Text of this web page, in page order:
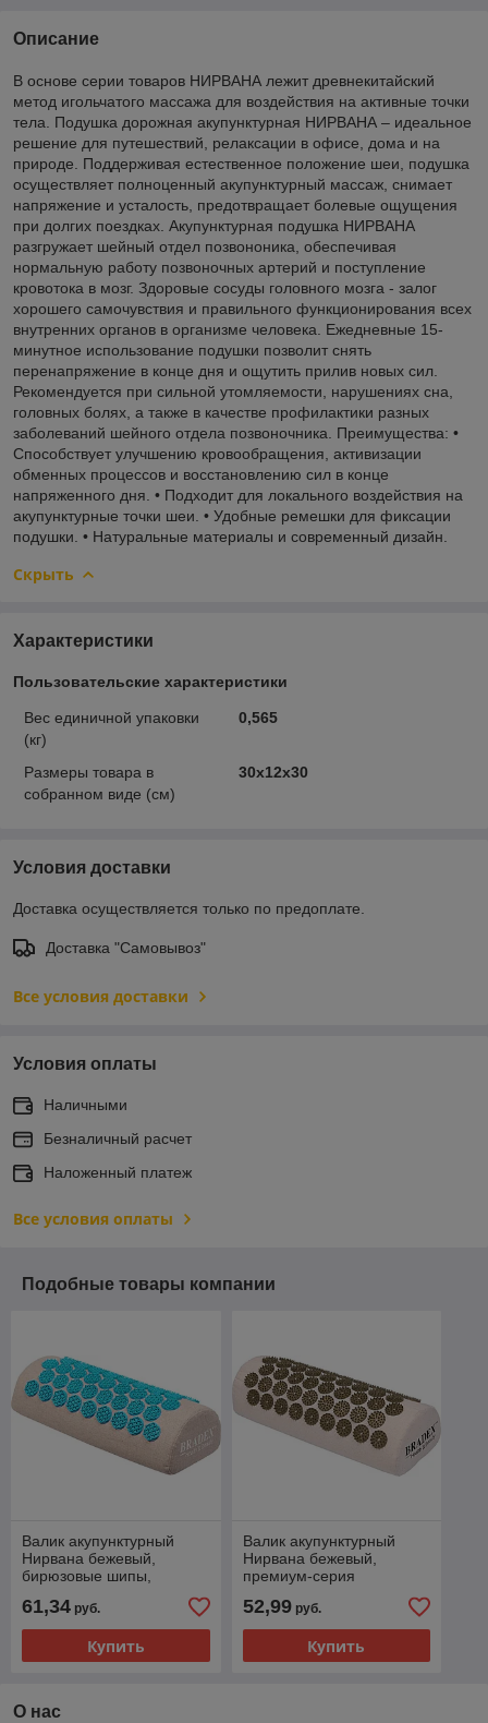
Описание
В основе серии товаров НИРВАНА лежит древнекитайский
метод игольчатого массажа для воздействия на активные точки
тела. Подушка дорожная акупунктурная НИРВАНА – идеальное
решение для путешествий, релаксации в офисе, дома и на
природе. Поддерживая естественное положение шеи, подушка
осуществляет полноценный акупунктурный массаж, снимает
напряжение и усталость, предотвращает болевые ощущения
при долгих поездках. Акупунктурная подушка НИРВАНА
разгружает шейный отдел позвононика, обеспечивая
нормальную работу позвоночных артерий и поступление
кровотока в мозг. Здоровые сосуды головного мозга - залог
хорошего самочувствия и правильного функционирования всех
внутренних органов в организме человека. Ежедневные 15-
минутное использование подушки позволит снять
перенапряжение в конце дня и ощутить прилив новых сил.
Рекомендуется при сильной утомляемости, нарушениях сна,
головных болях, а также в качестве профилактики разных
заболеваний шейного отдела позвоночника. Преимущества: •
Способствует улучшению кровообращения, активизации
обменных процессов и восстановлению сил в конце
напряженного дня. • Подходит для локального воздействия на
акупунктурные точки шеи. • Удобные ремешки для фиксации
подушки. • Натуральные материалы и современный дизайн.
Скрыть
Характеристики
Пользовательские характеристики
Вес единичной упаковки
(кг)
0,565
Размеры товара в
собранном виде (см)
30х12х30
Условия доставки
Доставка осуществляется только по предоплате.
Доставка "Самовывоз"
Все условия доставки
Условия оплаты
Наличными
Безналичный расчет
Наложенный платеж
Все условия оплаты
Подобные товары компании
Валик акупунктурный
Нирвана бежевый,
бирюзовые шипы,
61,34 руб.
Купить
Валик акупунктурный
Нирвана бежевый,
премиум-серия
52,99руб.
Купить
О нас